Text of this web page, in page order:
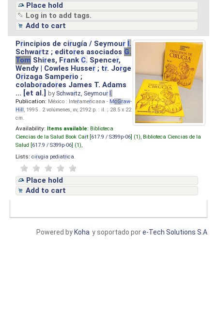
Place hold
Log in to add tags.
Add to cart
Principios de cirugía / Seymour I.
Schwartz ; editores asociados G.
Tom Shires, Frank C. Spencer,
Wendy | Cowles Husser ; tr. Jorge
Orizaga Samperio ;
colaboradores James T. Adams
... [et al.]by Schwartz, Seymour I.
Publication: México : Interamericana - McGraw-
Hill, 1995 . 2 volúmenes, xv, 2192 p. : il. ; 28.5 x 22
cm.
Availability: Items available: Biblioteca
Ciencias de la Salud Book Cart [ 617.9 / S399p-06 ] (1), Biblioteca Ciencias de la
Salud [ 617.9 / S399p-06 ] (1),
Lists: cirugia pediatrica
Place hold
Add to cart
y soportado pore-Tech Solutions S.A
Powered by Koha